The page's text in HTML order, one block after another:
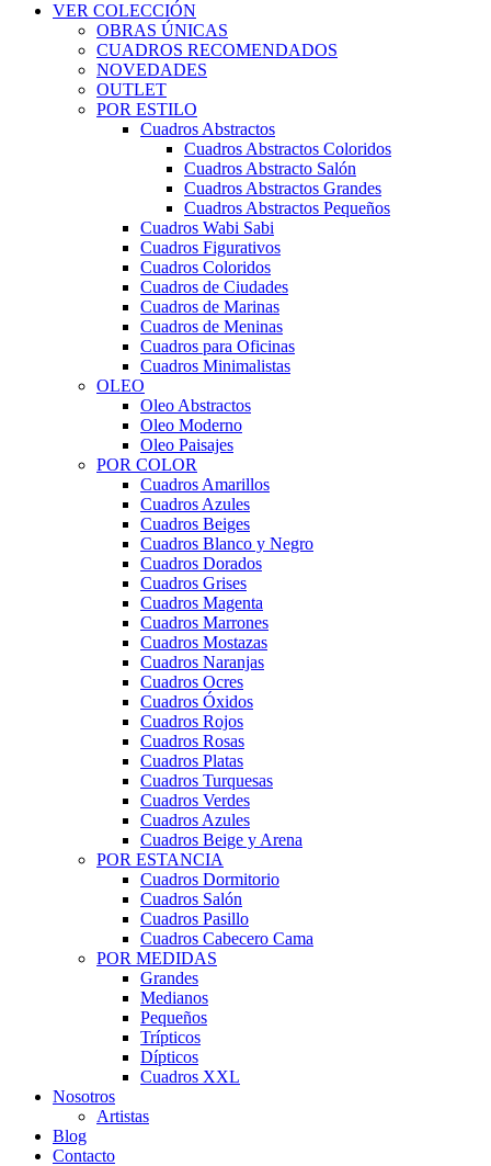
VER COLECCIÓN
OBRAS ÚNICAS
CUADROS RECOMENDADOS
NOVEDADES
OUTLET
POR ESTILO
Cuadros Abstractos
Cuadros Abstractos Coloridos
Cuadros Abstracto Salón
Cuadros Abstractos Grandes
Cuadros Abstractos Pequeños
Cuadros Wabi Sabi
Cuadros Figurativos
Cuadros Coloridos
Cuadros de Ciudades
Cuadros de Marinas
Cuadros de Meninas
Cuadros para Oficinas
Cuadros Minimalistas
OLEO
Oleo Abstractos
Oleo Moderno
Oleo Paisajes
POR COLOR
Cuadros Amarillos
Cuadros Azules
Cuadros Beiges
Cuadros Blanco y Negro
Cuadros Dorados
Cuadros Grises
Cuadros Magenta
Cuadros Marrones
Cuadros Mostazas
Cuadros Naranjas
Cuadros Ocres
Cuadros Óxidos
Cuadros Rojos
Cuadros Rosas
Cuadros Platas
Cuadros Turquesas
Cuadros Verdes
Cuadros Azules
Cuadros Beige y Arena
POR ESTANCIA
Cuadros Dormitorio
Cuadros Salón
Cuadros Pasillo
Cuadros Cabecero Cama
POR MEDIDAS
Grandes
Medianos
Pequeños
Trípticos
Dípticos
Cuadros XXL
Nosotros
Artistas
Blog
Contacto